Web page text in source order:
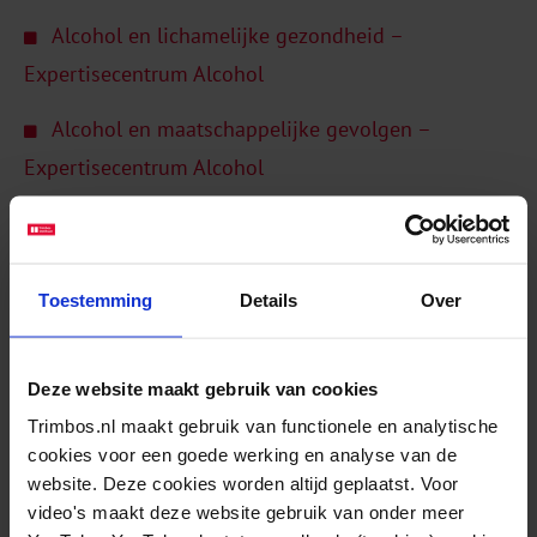
Toestemming Details Over
Deze website maakt gebruik van cookies
Trimbos.nl maakt gebruik van functionele en analytische
cookies voor een goede werking en analyse van de
website. Deze cookies worden altijd geplaatst. Voor
video's maakt deze website gebruik van onder meer
Alcohol en lichamelijke gezondheid –
Expertisecentrum Alcohol
Alcohol en maatschappelijke gevolgen –
Expertisecentrum Alcohol
Alcoholbeleid en wetgeving – Expertisecentrum
Infographic: Steun onder volwassenen voor
beleidsmaatregelen om alcoholgebruik te
Gerelateerde berichten